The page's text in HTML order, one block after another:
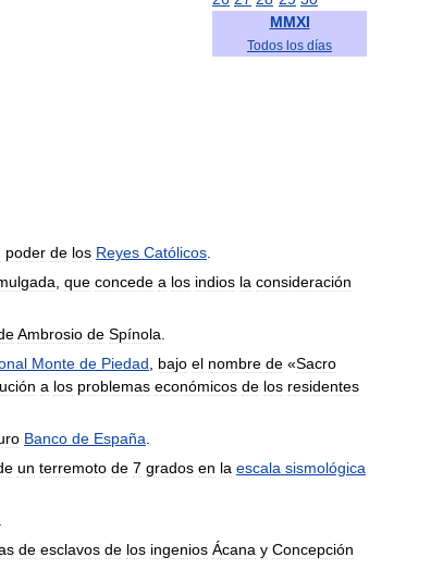
MMXI
Todos los días
poder de los Reyes Católicos
que concede a los indios la consideración
Ambrosio de Spínola
Monte de Piedad bajo el nombre de «Sacro
a los problemas económicos de los residentes
Banco de España
un terremoto de 7 grados en la escala sismológica
de esclavos de los ingenios Ácana y Concepción